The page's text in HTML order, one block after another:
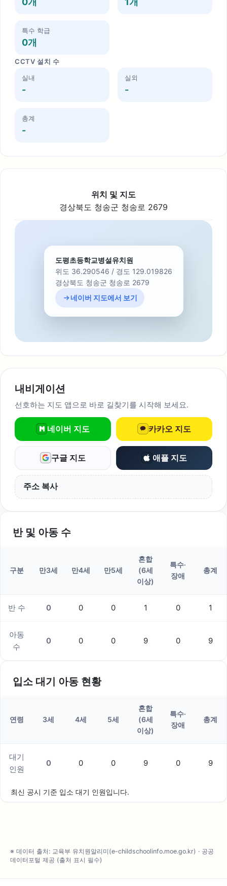
특수 학급
0개
CCTV 설치 수
실내
-
실외
-
총계
-
위치 및 지도
경상북도 청송군 청송로 2679
도평초등학교병설유치원
위도 36.290546 / 경도 129.019826
경상북도 청송군 청송로 2679
네이버 지도에서 보기
내비게이션
선호하는 지도 앱으로 바로 길찾기를 시작해 보세요.
네이버 지도 카카오 지도
구글 지도 애플 지도
주소 복사
반 및 아동 수
구분 만3세 만4세 만5세
혼합
(6세
이상)
특수·
장애
총계
반 수 0 0 0 1 0 1
아동
수
0 0 0 9 0 9
입소 대기 아동 현황
연령 3세 4세 5세
혼합
(6세
이상)
특수·
장애
총계
대기
인원
0 0 0 9 0 9
최신 공시 기준 입소 대기 인원입니다.
※ 데이터 출처: 교육부 유치원알리미(e-childschoolinfo.moe.go.kr) · 공공
데이터포털 제공 (출처 표시 필수)